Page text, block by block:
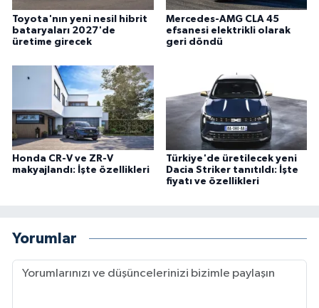
Toyota'nın yeni nesil hibrit
bataryaları 2027'de
üretime girecek
Mercedes-AMG CLA 45
efsanesi elektrikli olarak
geri döndü
Honda CR-V ve ZR-V
makyajlandı: İşte özellikleri
Türkiye'de üretilecek yeni
Dacia Striker tanıtıldı: İşte
fiyatı ve özellikleri
Yorumlar